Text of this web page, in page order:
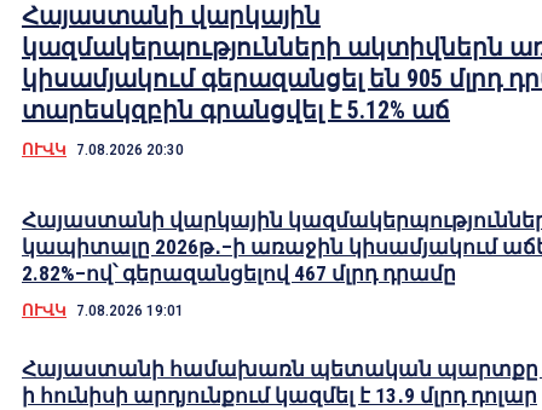
Հայաստանի վարկային
կազմակերպությունների ակտիվներն
կիսամյակում գերազանցել են 905 մլրդ
տարեսկզբին գրանցվել է 5.12% աճ
ՈՒՎԿ 7.08.2026 20:30
Հայաստանի վարկային
կապիտալը 2026թ․–ի առաջին կիսամյակում
2.82%–ով՝ գերազանցելով 467 մլրդ դրամը
ՈՒՎԿ 7.08.2026 19:01
Հայաստանի համախառն պետական պարտքը
ի հունիսի արդյունքում կազմել է 13․9 մլրդ դոլար